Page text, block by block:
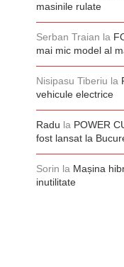
masinile rulate
Serban Traian la
mai mic model al
Nisipasu Tiberiu la
vehicule electrice
Radu la POWER
fost lansat la
Sorin la Mașina
inutilitate